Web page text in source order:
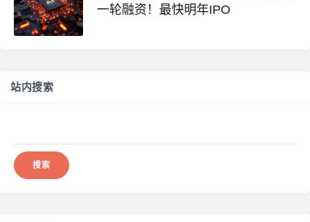
一轮融资！最快明年IPO
站内搜索